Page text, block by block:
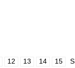
12 13 14 15